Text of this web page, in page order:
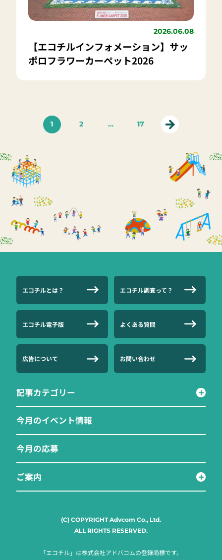
2026.06.08
【エコチルインフォメーション】サッ
ポロフラワーカーペット2026
1 2 … 17
エコチルとは？ エコチル調査って？
エコチル電子版 よくある質問
広告について お問い合わせ
記事カテゴリー
今月のイベント情報
今月の応募
ご案内
(C) COPYRIGHT Advcom Co., Ltd.
ALL RIGHTS RESERVED.
「エコチル」は株式会社アドバコムの登録商標です。